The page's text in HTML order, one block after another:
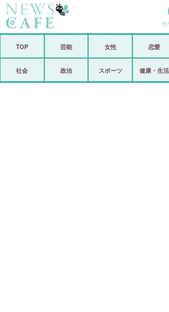
政治
当
TOP 芸能 女性 恋愛
社会 政治 スポーツ 健康・生活